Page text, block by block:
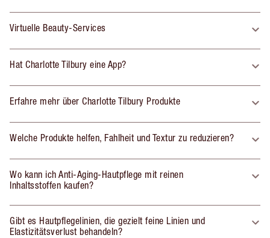
Virtuelle Beauty-Services
Hat Charlotte Tilbury eine App?
Erfahre mehr über Charlotte Tilbury Produkte
Welche Produkte helfen, Fahlheit und Textur zu reduzieren?
Wo kann ich Anti-Aging-Hautpflege mit reinen
Inhaltsstoffen kaufen?
Gibt es Hautpflegelinien, die gezielt feine Linien und
Elastizitätsverlust behandeln?